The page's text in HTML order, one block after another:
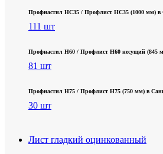
Профнастил НС35 / Профлист НС35 (1000 мм) в
111 шт
Профнастил Н60 / Профлист Н60 несущий (845
81 шт
Профнастил Н75 / Профлист Н75 (750 мм) в
30 шт
Лист гладкий оцинкованный